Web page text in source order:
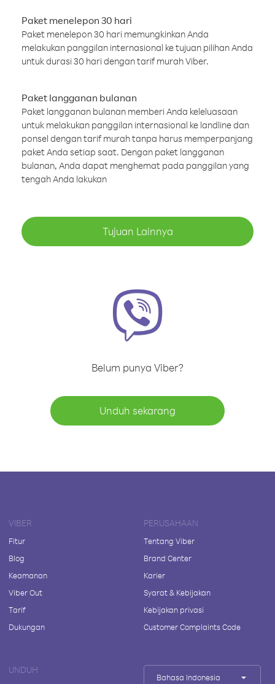
Paket menelepon 30 hari
Paket menelepon 30 hari memungkinkan Anda
melakukan panggilan internasional ke tujuan pilihan Anda
untuk durasi 30 hari dengan tarif murah Viber.
Paket langganan bulanan
Paket langganan bulanan memberi Anda keleluasaan
untuk melakukan panggilan internasional ke landline dan
ponsel dengan tarif murah tanpa harus memperpanjang
paket Anda setiap saat. Dengan paket langganan
bulanan, Anda dapat menghemat pada panggilan yang
tengah Anda lakukan
Tujuan Lainnya
Belum punya Viber?
Unduh sekarang
VIBER
Fitur
Blog
Keamanan
Viber Out
Tarif
Dukungan
PERUSAHAAN
Tentang Viber
Brand Center
Karier
Syarat & Kebijakan
Kebijakan privasi
Customer Complaints Code
UNDUH
Bahasa Indonesia